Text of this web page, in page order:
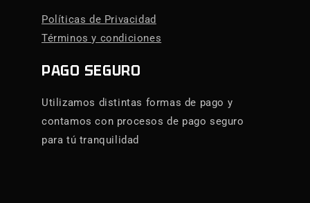
Políticas de Privacidad
Términos y condiciones
PAGO SEGURO
Utilizamos distintas formas de pago y
contamos con procesos de pago seguro
para tú tranquilidad